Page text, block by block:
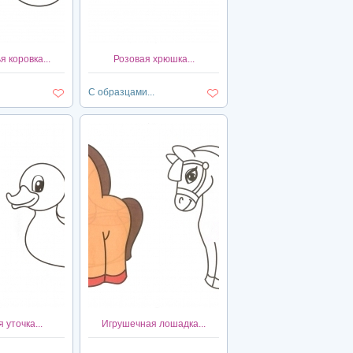
коровка... Розовая хрюшка...
С образцами...
уточка... Игрушечная лошадка...